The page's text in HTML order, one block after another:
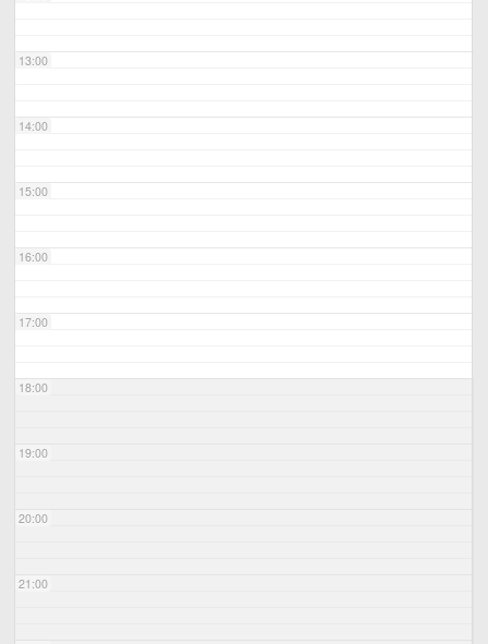
13:00
14:00
15:00
16:00
17:00
18:00
19:00
20:00
21:00